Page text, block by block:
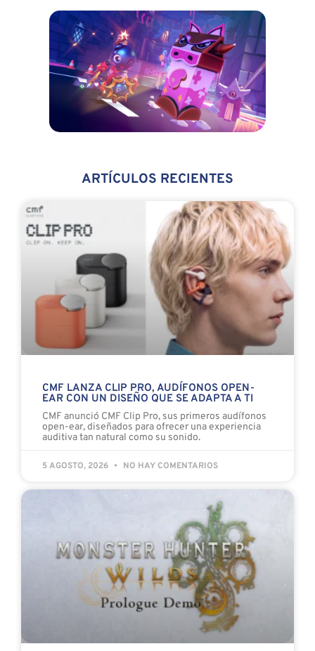
ARTÍCULOS RECIENTES
CMF LANZA CLIP PRO, AUDÍFONOS OPEN-
EAR CON UN DISEÑO QUE SE ADAPTA A TI
CMF anunció CMF Clip Pro, sus primeros audífonos
open-ear, diseñados para ofrecer una experiencia
auditiva tan natural como su sonido.
5 AGOSTO, 2026 NO HAY COMENTARIOS